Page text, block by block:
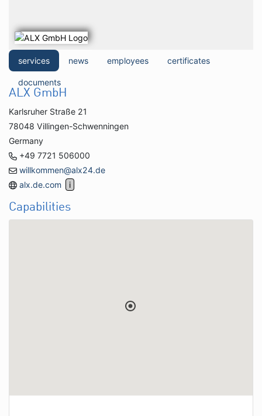
services news employees certificates
documents
ALX GmbH
Karlsruher Straße 21
78048 Villingen-Schwenningen
Germany
+49 7721 506000
willkommen@alx24.de
alx.de.com
Capabilities